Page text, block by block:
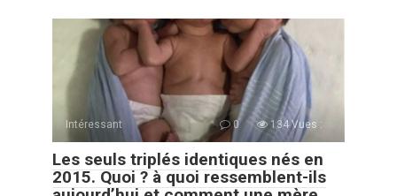
Intéressant 0 134 Vues :
Les seuls triplés identiques nés en
2015. Quoi ? à quoi ressemblent-ils